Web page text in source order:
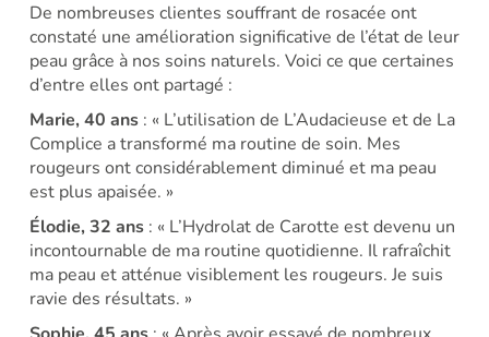
De nombreuses clientes souffrant de rosacée ont
constaté une amélioration significative de l’état de leur
peau grâce à nos soins naturels. Voici ce que certaines
d’entre elles ont partagé :
Marie, 40 ans: « L’utilisation de L’Audacieuse et de La
Complice a transformé ma routine de soin. Mes
rougeurs ont considérablement diminué et ma peau
est plus apaisée. »
Élodie, 32 ans: « L’Hydrolat de Carotte est devenu un
incontournable de ma routine quotidienne. Il rafraîchit
ma peau et atténue visiblement les rougeurs. Je suis
ravie des résultats. »